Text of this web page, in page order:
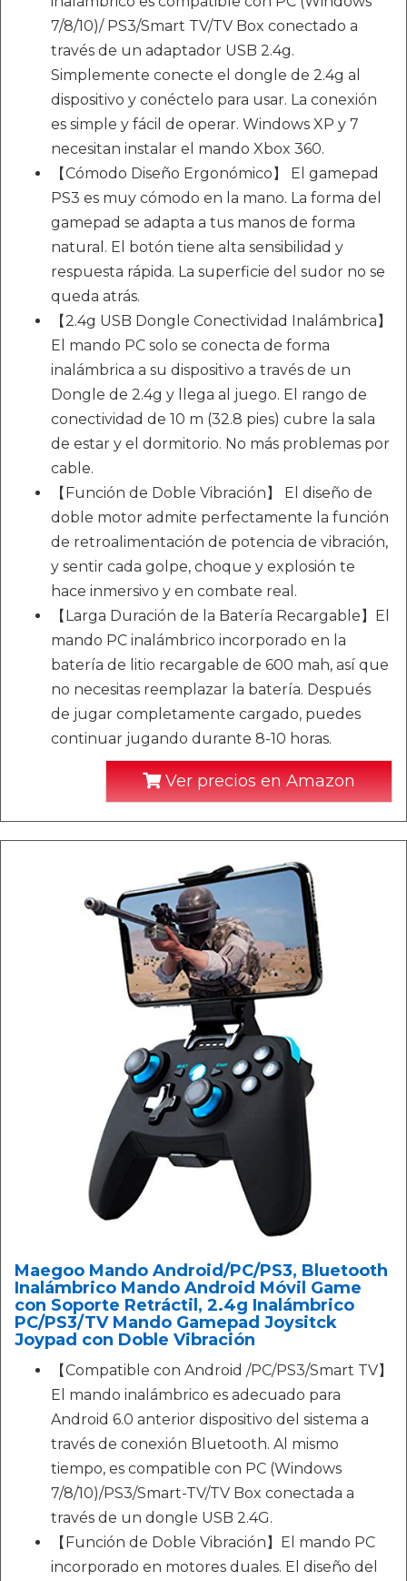
7/8/10)/ PS3/Smart TV/TV Box conectado a
través de un adaptador USB 2.4g.
Simplemente conecte el dongle de 2.4g al
dispositivo y conéctelo para usar. La conexión
es simple y fácil de operar. Windows XP y 7
necesitan instalar el mando Xbox 360.
【Cómodo Diseño Ergonómico】 El gamepad
PS3 es muy cómodo en la mano. La forma del
gamepad se adapta a tus manos de forma
natural. El botón tiene alta sensibilidad y
respuesta rápida. La superficie del sudor no se
queda atrás.
【2.4g USB Dongle Conectividad Inalámbrica】
El mando PC solo se conecta de forma
inalámbrica a su dispositivo a través de un
Dongle de 2.4g y llega al juego. El rango de
conectividad de 10 m (32.8 pies) cubre la sala
de estar y el dormitorio. No más problemas por
cable.
【Función de Doble Vibración】 El diseño de
doble motor admite perfectamente la función
de retroalimentación de potencia de vibración,
y sentir cada golpe, choque y explosión te
hace inmersivo y en combate real.
【Larga Duración de la Batería Recargable】El
mando PC inalámbrico incorporado en la
batería de litio recargable de 600 mah, así que
no necesitas reemplazar la batería. Después
de jugar completamente cargado, puedes
continuar jugando durante 8-10 horas.
Ver precios en Amazon
Maegoo Mando Android/PC/PS3, Bluetooth
Inalámbrico Mando Android Móvil Game
con Soporte Retráctil, 2.4g Inalámbrico
PC/PS3/TV Mando Gamepad Joysitck
Joypad con Doble Vibración
【Compatible con Android /PC/PS3/Smart TV】
El mando inalámbrico es adecuado para
Android 6.0 anterior dispositivo del sistema a
través de conexión Bluetooth. Al mismo
tiempo, es compatible con PC (Windows
7/8/10)/PS3/Smart-TV/TV Box conectada a
través de un dongle USB 2.4G.
【Función de Doble Vibración】El mando PC
incorporado en motores duales. El diseño del